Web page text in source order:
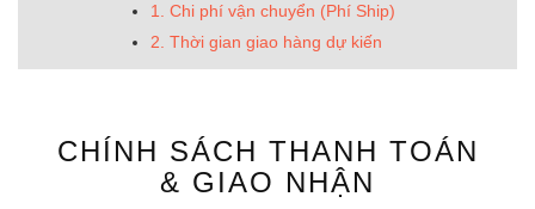
1. Chi phí vận chuyển (Phí Ship)
2. Thời gian giao hàng dự kiến
CHÍNH SÁCH THANH TOÁN
& GIAO NHẬN